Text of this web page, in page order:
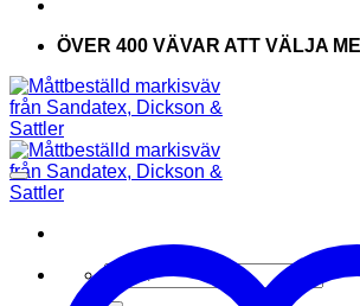
ÖVER 400 VÄVAR ATT VÄLJA
Sök
efter: